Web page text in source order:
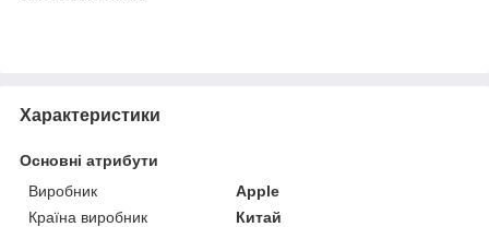
Характеристики
Основні атрибути
Виробник
Apple
Країна виробник
Китай